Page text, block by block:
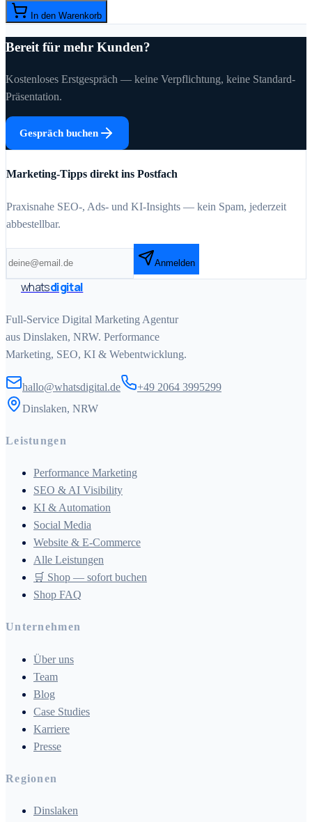
In den Warenkorb
Bereit für mehr Kunden?
Kostenloses Erstgespräch — keine Verpflichtung, keine Standard-
Präsentation.
Gespräch buchen
Marketing-Tipps direkt ins Postfach
Praxisnahe SEO-, Ads- und KI-Insights — kein Spam, jederzeit
abbestellbar.
Anmelden
whatsdigital
Full-Service Digital Marketing Agentur
aus Dinslaken, NRW. Performance
Marketing, SEO, KI & Webentwicklung.
hallo@whatsdigital.de
+49 2064 3995299
Dinslaken, NRW
Leistungen
Performance Marketing
SEO & AI Visibility
KI & Automation
Social Media
Website & E-Commerce
Alle Leistungen
🛒 Shop — sofort buchen
Shop FAQ
Unternehmen
Über uns
Team
Blog
Case Studies
Karriere
Presse
Regionen
Dinslaken